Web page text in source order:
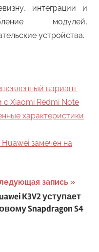
интеграции и
модулей,
устройства.
вариант
с Xiaomi Redmi Note
характеристики
замечен на
запись
K3V2 уступает
Snapdragon S4